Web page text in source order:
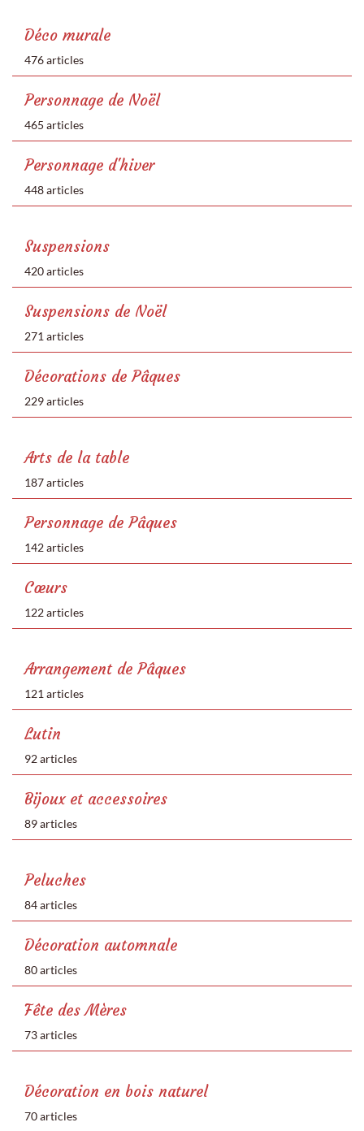
Déco murale
476 articles
Personnage de Noël
465 articles
Personnage d'hiver
448 articles
Suspensions
420 articles
Suspensions de Noël
271 articles
Décorations de Pâques
229 articles
Arts de la table
187 articles
Personnage de Pâques
142 articles
Cœurs
122 articles
Arrangement de Pâques
121 articles
Lutin
92 articles
Bijoux et accessoires
89 articles
Peluches
84 articles
Décoration automnale
80 articles
Fête des Mères
73 articles
Décoration en bois naturel
70 articles